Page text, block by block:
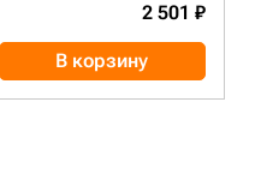
2 501 ₽
В корзину